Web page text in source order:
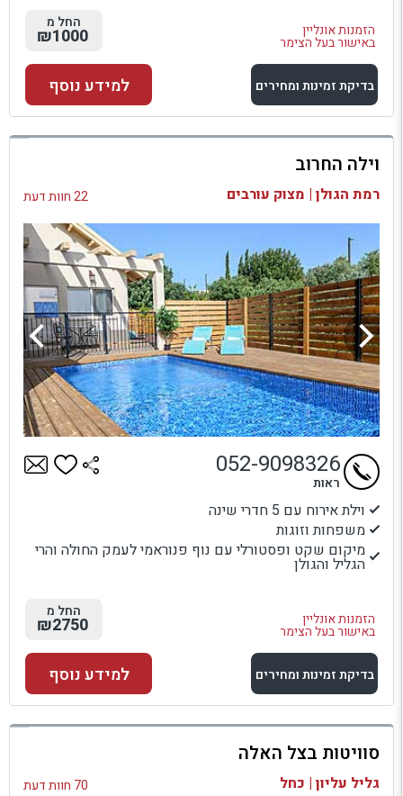
הזמנות אונליין
באישור בעל הצימר
החל מ
₪1000
בדיקת זמינות ומחירים
למתחם זה
בדיקת זמינות ומחירים
למידע נוסף
וילה החרוב
רמת הגולן | מצוק עורבים 22 חוות דעת
וילת אירוח עם 5 חדרי שינה
משפחות וזוגות
מיקום שקט ופסטורלי עם נוף פנוראמי לעמק החולה והרי
הגליל והגולן
הזמנות אונליין
באישור בעל הצימר
052-9098326
ראות
החל מ
₪2750
בדיקת זמינות ומחירים
למתחם זה
בדיקת זמינות ומחירים
למידע נוסף
סוויטות בצל האלה
גליל עליון | כחל 70 חוות דעת